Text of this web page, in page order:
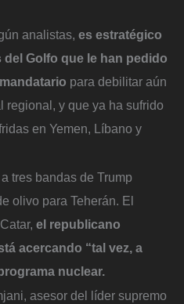
analistas, es estratégico
Golfo que le han pedido
para debilitar aún
regional, y que ya ha sufrido
en Yemen, Líbano y
tres bandas de Trump
olivo para Teherán. El
el republicano
acercando “tal vez, a
nuclear.
asesor del líder supremo